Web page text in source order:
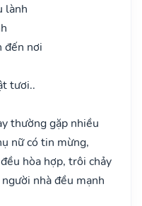
lành
đến nơi
tươi..
thường gặp nhiều
nữ có tin mừng,
hòa hợp, trôi chảy
nhà đều mạnh